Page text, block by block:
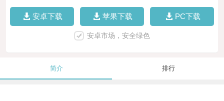
安卓下载 苹果下载 PC下载
安卓市场，安全绿色
简介 排行